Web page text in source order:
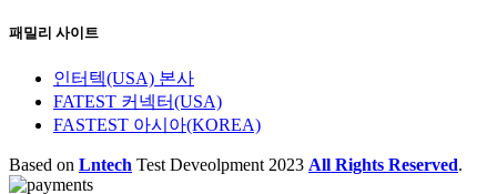
패밀리 사이트
인터텍(USA) 본사
FATEST 커넥터(USA)
FASTEST 아시아(KOREA)
Based on Lntech Test Deveolpment 2023 All Rights Reserved.